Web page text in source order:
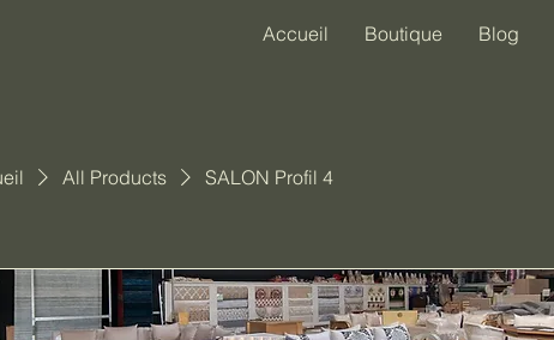
Accueil Boutique Blog
All Products SALON Profil 4